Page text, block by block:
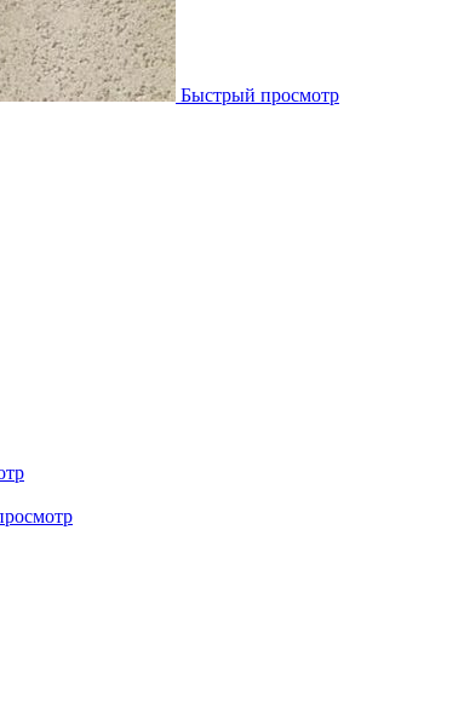
Быстрый просмотр